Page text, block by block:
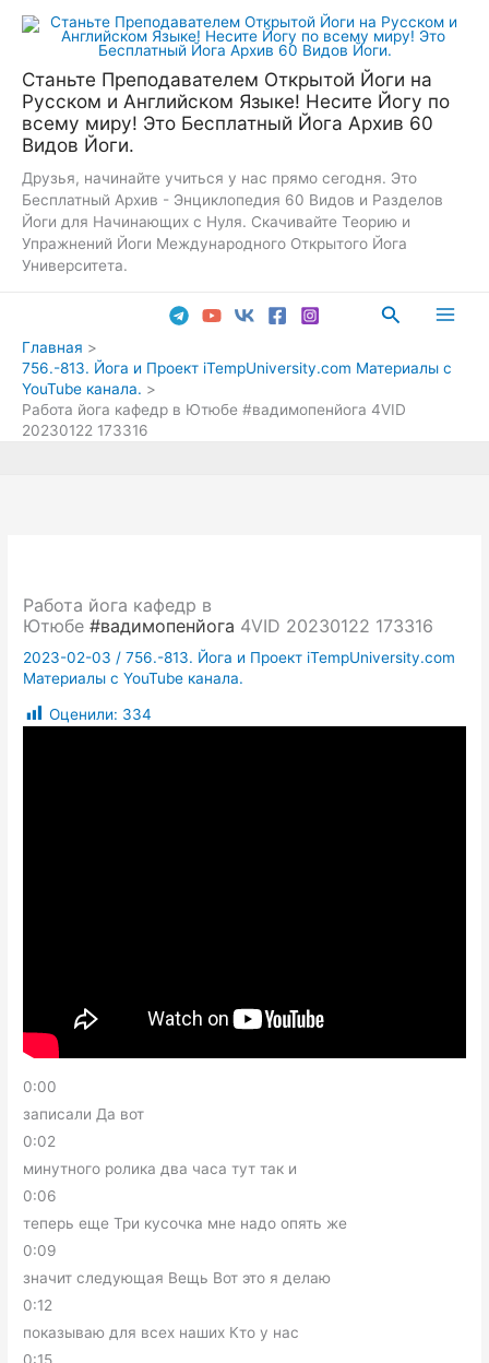
Перейти
Станьте Преподавателем Открытой Йоги на
Русском и Английском Языке! Несите Йогу по
всему миру! Это Бесплатный Йога Архив 60
Видов Йоги.
Друзья, начинайте учиться у нас прямо сегодня. Это
Бесплатный Архив - Энциклопедия 60 Видов и Разделов
Йоги для Начинающих с Нуля. Скачивайте Теорию и
Упражнений Йоги Международного Открытого Йога
Университета.
Поиск
Главная
756.-813. Йога и Проект iTempUniversity.com Материалы с
YouTube канала.
Работа йога кафедр в Ютюбе #вадимопенйога 4VID
20230122 173316
Работа йога кафедр в
Ютюбе#вадимопенйога 4VID 20230122 173316
2023-02-03 /756.-813. Йога и Проект iTempUniversity.com
Материалы с YouTube канала.
Оценили: 334
0:00
записали Да вот
0:02
минутного ролика два часа тут так и
0:06
теперь еще Три кусочка мне надо опять же
0:09
значит следующая Вещь Вот это я делаю
0:12
показываю для всех наших Кто у нас